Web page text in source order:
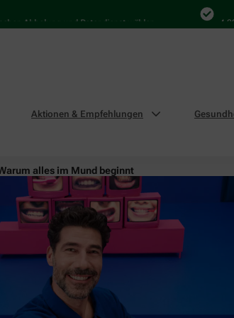
Abholung und Botendienst wählen 4.000
Aktionen & Empfehlungen
alles im Mund beginnt